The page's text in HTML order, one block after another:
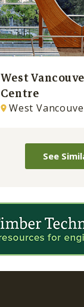
West
Centre
West
See